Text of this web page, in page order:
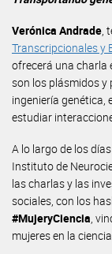
Verónica Andrade,
Transcripcionales y
ofrecerá una charla
son los plásmidos y
ingeniería genética,
estudiar
A lo largo de los
Instituto de
las charlas y las
sociales, con los
#MujeryCiencia,
mujeres en la